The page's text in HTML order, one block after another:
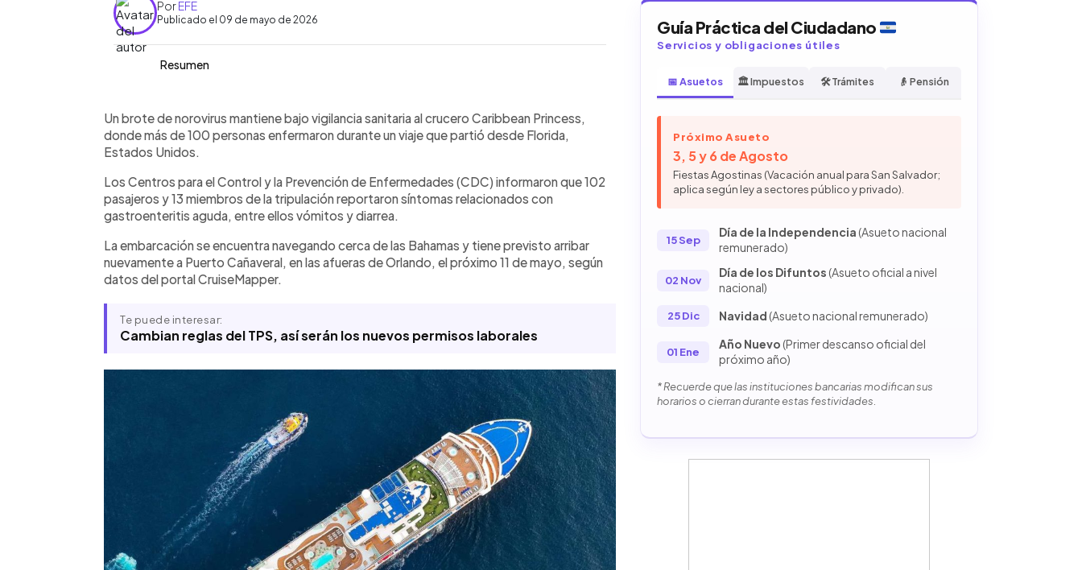
PorEFE
Publicado el 09 de mayo de 2026
Resumen
► Escuchar artículo
Más de 100 personas enfermaron por un brote de norovirus a bordo del
crucero Caribbean Princess, que zarpó de Florida y navega cerca de las
Bahamas. Según los Centros para el Control y la Prevención de
como vómitos y diarrea. La tripulación reforzó las labores de limpieza,
desinfección y aislamiento de los afectados para contener el contagio. El
barco, que transporta a más de 3,100 pasajeros, regresará a Puerto
gastroenteritis en Estados Unidos.
Un brote de norovirus mantiene bajo vigilancia sanitaria al crucero Caribbean Princess,
donde más de 100 personas enfermaron durante un viaje que partió desde Florida,
Estados Unidos.
Los Centros para el Control y la Prevención de Enfermedades (CDC) informaron que 102
pasajeros y 13 miembros de la tripulación reportaron síntomas relacionados con
gastroenteritis aguda, entre ellos vómitos y diarrea.
La embarcación se encuentra navegando cerca de las Bahamas y tiene previsto arribar
nuevamente a Puerto Cañaveral, en las afueras de Orlando, el próximo 11 de mayo, según
datos del portal CruiseMapper.
Te puede interesar:
Cambian reglas del TPS, así serán los nuevos permisos laborales
Guía Práctica del Ciudadano
Servicios y obligaciones útiles
📅 Asuetos 🏛️ Impuestos 🛠️ Trámites 👴 Pensión
Próximo Asueto
3, 5 y 6 de Agosto
Fiestas Agostinas (Vacación anual para San Salvador;
aplica según ley a sectores público y privado).
15 Sep
Día de la Independencia(Asueto nacional
remunerado)
02 Nov
Día de los Difuntos(Asueto oficial a nivel
nacional)
25 Dic Navidad(Asueto nacional remunerado)
01 Ene
Año Nuevo(Primer descanso oficial del
próximo año)
* Recuerde que las instituciones bancarias modifican sus
horarios o cierran durante estas festividades.